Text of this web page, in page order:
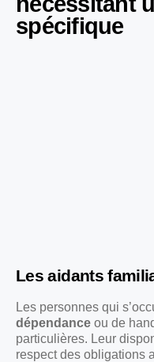
spécifique
Les aidants
Les personnes qui
dépendance ou de
particulières. Leur
respect des obligations